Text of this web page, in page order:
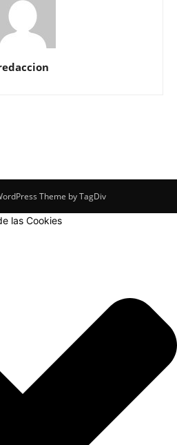
Theme by TagDiv
las Cookies